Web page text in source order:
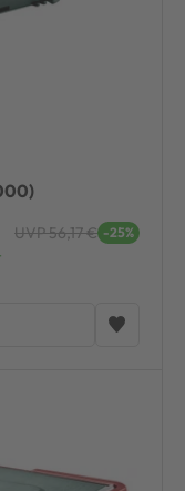
UVP 56,17 € -25%